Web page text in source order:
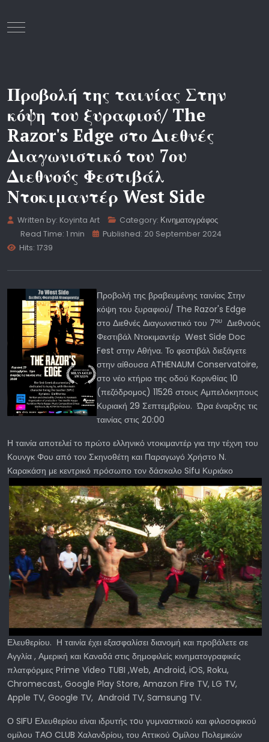
Mobile Menu Toggle
Προβολή της ταινίας Στην
κόψη του ξυραφιού/ The
Razor's Edge στο Διεθνές
Διαγωνιστικό του 7ου
Διεθνούς Φεστιβάλ
Ντοκιμαντέρ West Side
Written by: Koyinta Art Category: Κινηματογράφος
Read Time: 1 min
Published: 20 September 2024
Hits: 1739
Προβολή της βραβευμένης ταινίας Στην
κόψη του ξυραφιού/ The Razor's Edge
στο Διεθνές Διαγωνιστικό του 7ου Διεθνούς
Φεστιβάλ Ντοκιμαντέρ West Side Doc
Fest στην Αθήνα. Το φεστιβάλ διεξάγετε
στην αίθουσα ΑTHENAUM Conservatoire,
στο νέο κτήριο της οδού Κορινθίας 10
(πεζόδρομος) 11526 στους Αμπελόκηπους
Κυριακή 29 Σεπτεμβρίου. Ώρα έναρξης τις
ταινίας στις 20:00
Η ταινία αποτελεί το πρώτο ελληνικό ντοκιμαντέρ για την τέχνη του
Κουνγκ Φου από τον Σκηνοθέτη και Παραγωγό Χρήστο Ν.
Καρακάση με κεντρικό πρόσωπο τον δάσκαλο Sifu Κυριάκο
Ελευθερίου. Η ταινία έχει εξασφαλίσει διανομή και προβάλετε σε
Αγγλία , Αμερική και Καναδά στις δημοφιλείς κινηματογραφικές
πλατφόρμες Prime Video TUBI ,Web, Android, iOS, Roku,
Chromecast, Google Play Store, Amazon Fire TV, LG TV,
Apple TV, Google TV, Android TV, Samsung TV.
Ο SIFU Ελευθερίου είναι ιδρυτής τoυ γυμναστικού και φιλοσοφικού
ομίλου TΑΟ CLUB Χαλανδρίου, του Αττικού Ομίλου Πολεμικών